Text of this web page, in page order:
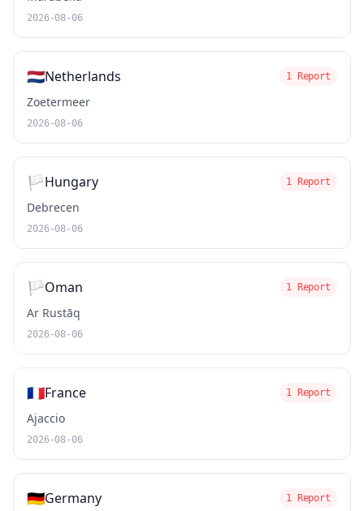
2026-08-06
🇳🇱Netherlands 1 Report
Zoetermeer
2026-08-06
🏳️Hungary 1 Report
Debrecen
2026-08-06
🏳️Oman 1 Report
Ar Rustāq
2026-08-06
🇫🇷France 1 Report
Ajaccio
2026-08-06
🇩🇪Germany 1 Report